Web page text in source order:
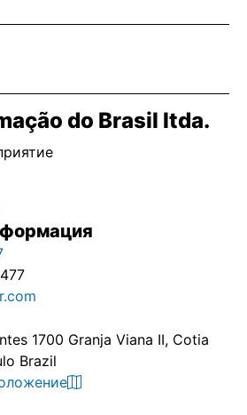
do Brasil ltda.
1700 Granja Viana II, Cotia
Brazil